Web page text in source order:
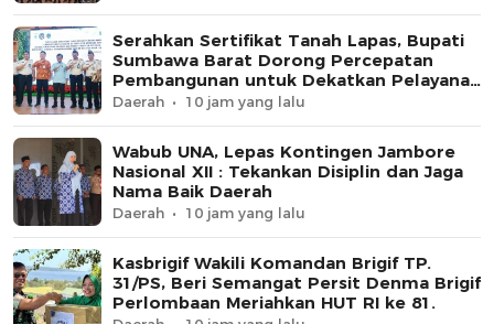
Serahkan Sertifikat Tanah Lapas, Bupati
Sumbawa Barat Dorong Percepatan
Pembangunan untuk Dekatkan Pelayanan
Pemasyarakatan
Daerah 10 jam yang lalu
Wabub UNA, Lepas Kontingen Jambore
Nasional XII : Tekankan Disiplin dan Jaga
Nama Baik Daerah
Daerah 10 jam yang lalu
Kasbrigif Wakili Komandan Brigif TP.
31/PS, Beri Semangat Persit Denma Brigif
Perlombaan Meriahkan HUT RI ke 81.